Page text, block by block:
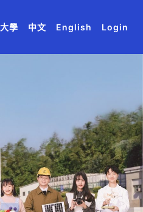
學 (current)
中文 (current)
English (current)
Login